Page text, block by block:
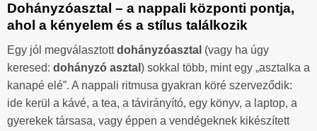
Dohányzóasztal – a nappali központi pontja,
ahol a kényelem és a stílus találkozik
Egy jól megválasztottdohányzóasztal (vagy ha úgy
keresed: dohányzó asztal ) sokkal több, mint egy „asztalka a
kanapé elé”. A nappali ritmusa gyakran köré szerveződik:
ide kerül a kávé, a tea, a távirányító, egy könyv, a laptop, a
gyerekek társasa, vagy éppen a vendégeknek kikészített